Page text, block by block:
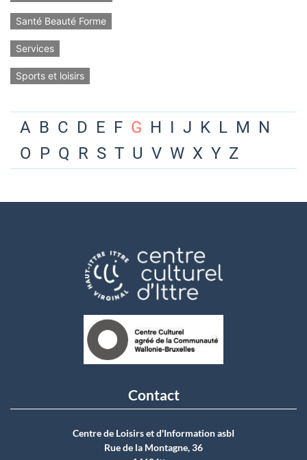
Santé Beauté Forme
Services
Sports et loisirs
A B C D E F G H I J K L M N
O P Q R S T U V W X Y Z
Contact
Centre de Loisirs et d'Information asbI
Rue de la Montagne, 36